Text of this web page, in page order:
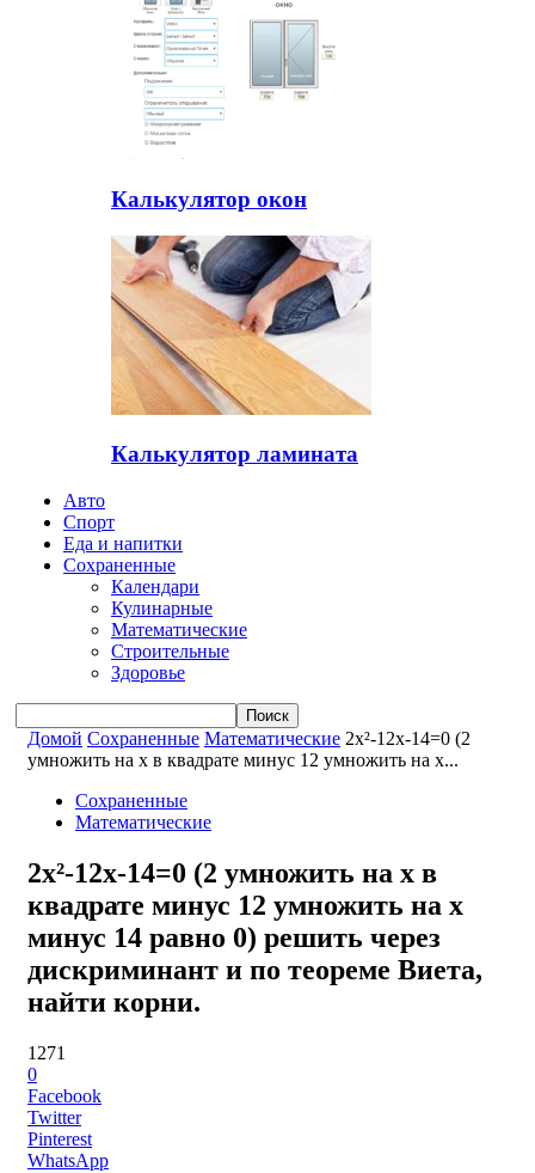
Калькулятор окон
Калькулятор ламината
Авто
Спорт
Еда и напитки
Сохраненные
Календари
Кулинарные
Математические
Строительные
Здоровье
Домой Сохраненные Математические 2x²-12x-14=0 (2
умножить на x в квадрате минус 12 умножить на x...
Сохраненные
Математические
2x²-12x-14=0 (2 умножить на x в
квадрате минус 12 умножить на x
минус 14 равно 0) решить через
дискриминант и по теореме Виета,
найти корни.
1271
0
Facebook
Twitter
Pinterest
WhatsApp